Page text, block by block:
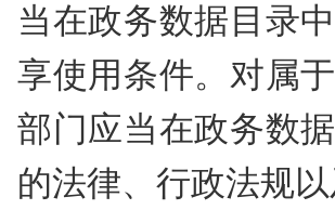
当在政务数据目录
享使用条件。对属
部门应当在政务数
的法律、行政法规